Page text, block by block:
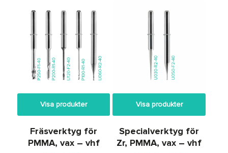
Visa produkter
Fräsverktyg för
PMMA, vax – vhf
Visa produkter
Specialverktyg för
Zr, PMMA, vax – vhf